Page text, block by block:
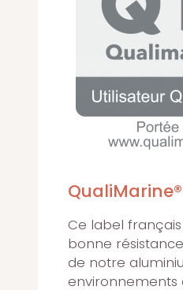
QualiMarine®
Ce label
bonne
de notre
environnements